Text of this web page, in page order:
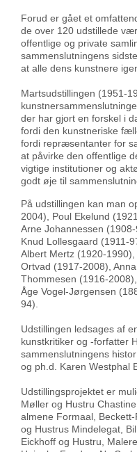
Forud er gået et
de over 120 udstillede
offentlige og private
sammenslutningens
at alle dens kunstnere
Martsudstillingen (1951-
der har gjort en forskel i
fordi den kunstneriske
fordi repræsentanter for
at påvirke den offentlige
vigtige institutioner og
godt øje til
På udstillingen kan man
2004), Poul Ekelund
Arne Johannessen
Knud Lollesgaard (1911-
Albert Mertz (1920-
Ortvad (1917-2008),
Thommesen (1916-
Åge Vogel-Jørgensen
94).
Udstillingen ledsages af
kunstkritiker og -forfatter
sammenslutningens
og ph.d. Karen Westphal
Udstillingsprojektet er
Møller og Hustru
almene Formaal,
og Hustrus Mindelegat,
Eickhoff og Hustru,